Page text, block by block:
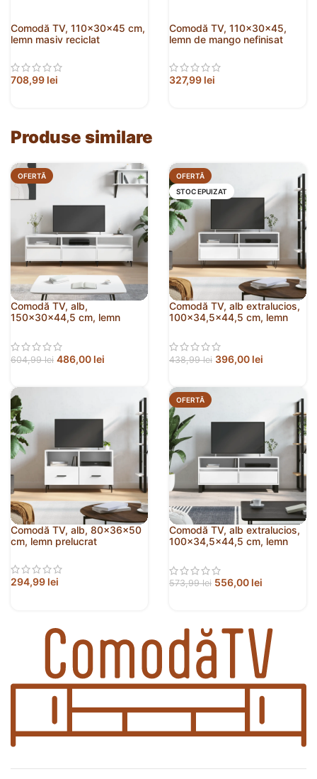
Comodă TV, 110x30x45 cm,
lemn masiv reciclat
708,99 lei
Comodă TV, 110x30x45,
lemn de mango nefinisat
327,99 lei
Produse similare
OFERTĂ
Comodă TV, alb,
150x30x44,5 cm, lemn
604,99lei 486,00 lei
OFERTĂ
STOC EPUIZAT
Comodă TV, alb extralucios,
100×34,5×44,5 cm, lemn
438,99lei 396,00 lei
Comodă TV, alb, 80x36x50
cm, lemn prelucrat
294,99 lei
OFERTĂ
Comodă TV, alb extralucios,
100×34,5×44,5 cm, lemn
573,99lei 556,00 lei